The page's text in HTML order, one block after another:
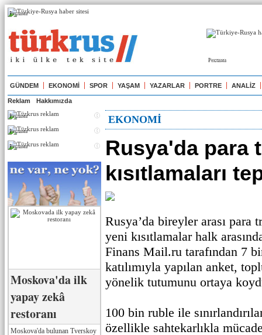
Реклама
Реклама
GÜNDEM EKONOMİ SPOR YAŞAM YAZARLAR PORTRE ANALİZ
Reklam Hakkımızda
Реклама
Реклама
Реклама
Moskova'da ilk
yapay zekâ
restoranı
Moskova'da bulunan Tverskoy
EKONOMİ
Rusya'da para
kısıtlamaları
Rusya’da bireyler arası para
yeni kısıtlamalar halk
Finans Mail.ru tarafından 7
katılımıyla yapılan anket,
yönelik tutumunu ortaya
100 bin ruble ile
özellikle sahtekarlıkla